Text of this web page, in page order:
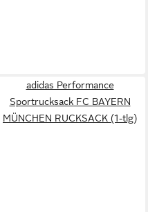
adidas Performance
Sportrucksack FC BAYERN
MÜNCHEN RUCKSACK (1-tlg)